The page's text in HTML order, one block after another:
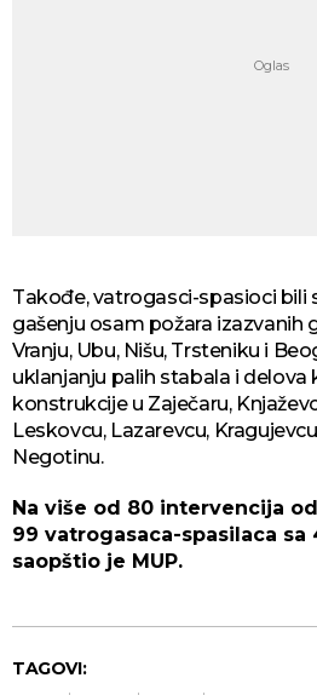
Takođe, vatrogasci-spasioci bili
gašenju osam požara izazvanih
Vranju, Ubu, Nišu, Trsteniku i
uklanjanju palih stabala i delova
konstrukcije u Zaječaru,
Leskovcu, Lazarevcu,
Negotinu.
Na više od 80 intervencija
99 vatrogasaca-spasilaca sa
saopštio je MUP.
TAGOVI: